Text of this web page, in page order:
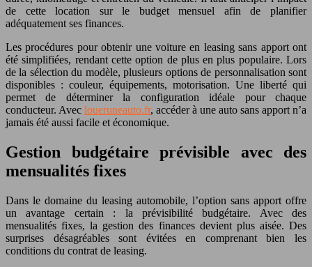
de cette location sur le budget mensuel afin de planifier
adéquatement ses finances.
Les procédures pour obtenir une voiture en leasing sans apport ont
été simplifiées, rendant cette option de plus en plus populaire. Lors
de la sélection du modèle, plusieurs options de personnalisation sont
disponibles : couleur, équipements, motorisation. Une liberté qui
permet de déterminer la configuration idéale pour chaque
conducteur. Avec loueruneauto.fr, accéder à une auto sans apport n’a
jamais été aussi facile et économique.
Gestion budgétaire prévisible avec des
mensualités fixes
Dans le domaine du leasing automobile, l’option sans apport offre
un avantage certain : la prévisibilité budgétaire. Avec des
mensualités fixes, la gestion des finances devient plus aisée. Des
surprises désagréables sont évitées en comprenant bien les
conditions du contrat de leasing.